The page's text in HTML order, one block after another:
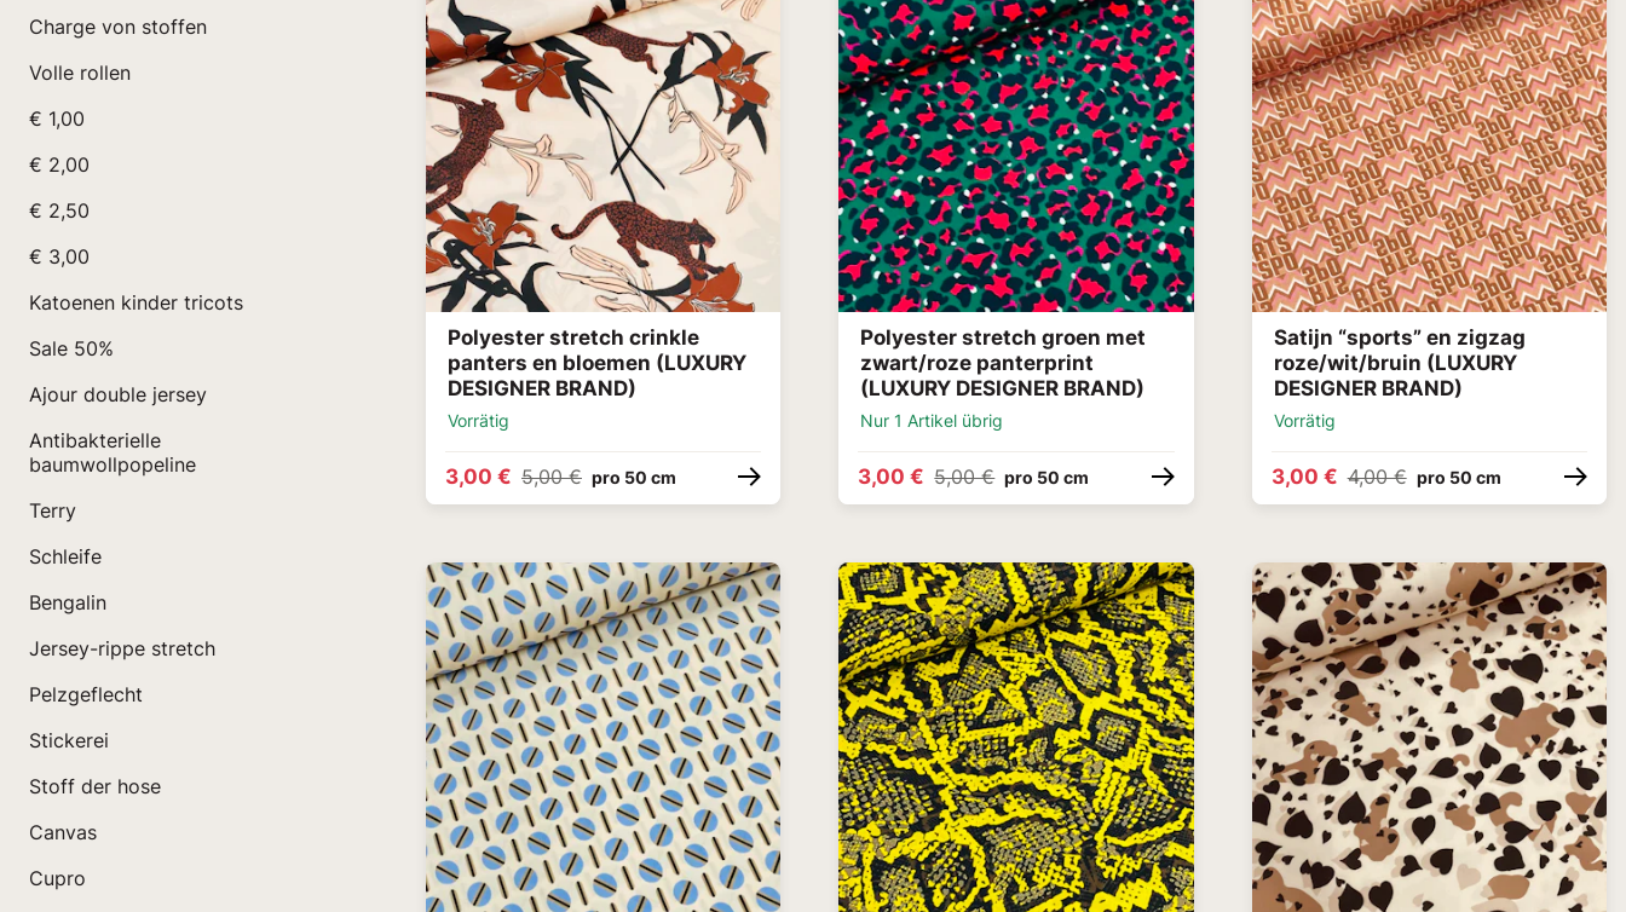
Charge von stoffen
Volle rollen
€ 1,00
€ 2,00
€ 2,50
€ 3,00
Katoenen kinder tricots
Sale 50%
Ajour double jersey
Antibakterielle
baumwollpopeline
Terry
Schleife
Bengalin
Jersey-rippe stretch
Pelzgeflecht
Stickerei
Stoff der hose
Canvas
Cupro
Polyester stretch crinkle
panters en bloemen (LUXURY
DESIGNER BRAND)
Vorrätig
3,00 € 5,00 € pro 50 cm
Polyester stretch groen met
zwart/roze panterprint
(LUXURY DESIGNER BRAND)
Nur 1 Artikel übrig
3,00 € 5,00 € pro 50 cm
Satijn “sports” en zigzag
roze/wit/bruin (LUXURY
DESIGNER BRAND)
Vorrätig
3,00 € 4,00 € pro 50 cm